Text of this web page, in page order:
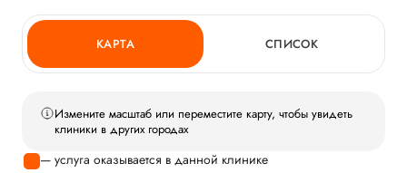
КАРТА СПИСОК
Измените масштаб или переместите карту, чтобы увидеть
клиники в других городах
— услуга оказывается в данной клинике